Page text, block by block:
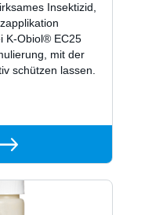
Insektizid,
K-Obiol® EC25
mit der
schützen lassen.